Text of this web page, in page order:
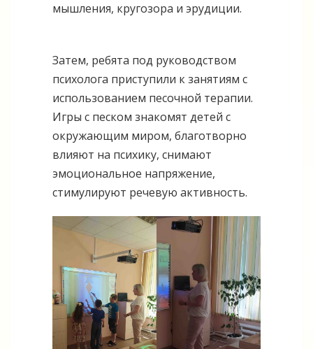
мышления, кругозора и эрудиции.
Затем, ребята под руководством
психолога приступили к занятиям с
использованием песочной терапии.
Игры с песком знакомят детей с
окружающим миром, благотворно
влияют на психику, снимают
эмоциональное напряжение,
стимулируют речевую активность.